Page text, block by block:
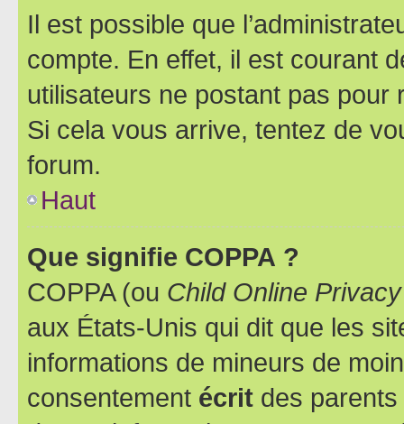
Il est possible que
compte. En effet, il est courant
utilisateurs ne postant pas pour
Si cela vous arrive, tentez de
forum.
Haut
Que signifie COPPA ?
COPPA (ou Child Online
aux États-Unis qui dit que les
informations de mineurs de
consentement écrit des parents